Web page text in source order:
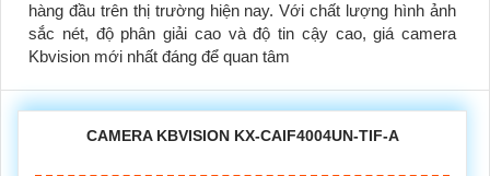
hàng đầu trên thị trường hiện nay. Với chất lượng hình ảnh
sắc nét, độ phân giải cao và độ tin cậy cao, giá camera
Kbvision mới nhất đáng để quan tâm
CAMERA KBVISION KX-CAIF4004UN-TIF-A